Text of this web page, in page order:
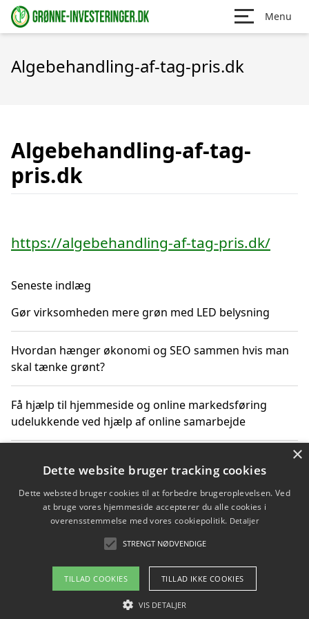
Menu
Algebehandling-af-tag-pris.dk
Algebehandling-af-tag-
pris.dk
https://algebehandling-af-tag-pris.dk/
Seneste indlæg
Gør virksomheden mere grøn med LED belysning
Hvordan hænger økonomi og SEO sammen hvis man
skal tænke grønt?
Få hjælp til hjemmeside og online markedsføring
udelukkende ved hjælp af online samarbejde
byoplevelser i København
Sådan kan online møder for virksomheder fremme
Copyright 2026 - Pilanto Aps
Om / kontakt
×
Dette website bruger tracking cookies
Dette websted bruger cookies til at forbedre brugeroplevelsen. Ved
at bruge vores hjemmeside accepterer du alle cookies i
overensstemmelse med vores cookiepolitik. Detaljer
STRENGT NØDVENDIGE
TILLAD COOKIES TILLAD IKKE COOKIES
VIS DETALJER